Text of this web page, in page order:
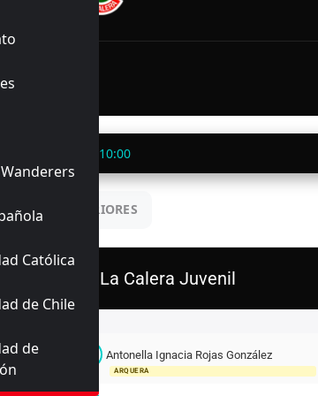
Católica
de Chile
de
77'
10:00
ANTERIORES
U. La Calera Juvenil
Antonella Ignacia Rojas González
ARQUERA